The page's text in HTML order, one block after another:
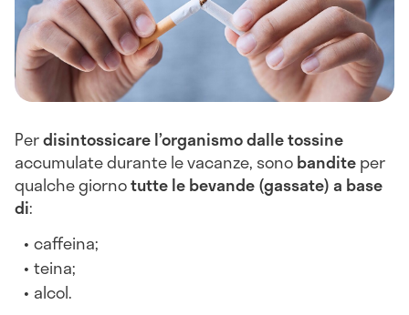
Perdisintossicare l’organismo dalle tossine
accumulate durante le vacanze, sonobanditeper
qualche giornotutte le bevande (gassate) a base
di:
caffeina;
teina;
alcol.